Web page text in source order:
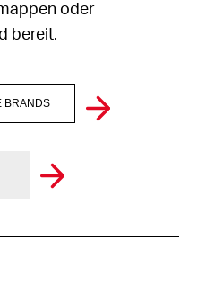
oder
bereit.
BRANDS